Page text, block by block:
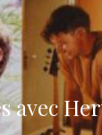
avec